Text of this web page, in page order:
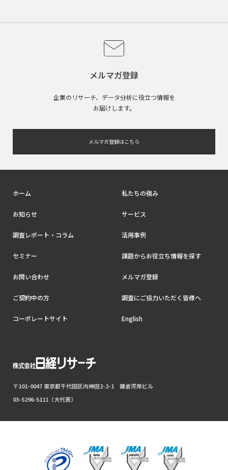
メルマガ登録
企業のリサーチ、データ分析に役立つ情報を
お届けします。
メルマガ登録はこちら
ホーム 私たちの強み
お知らせ サービス
調査レポート・コラム 活用事例
セミナー 課題からお役立ち情報を探す
お問い合わせ メルマガ登録
ご契約中の方 調査にご協力いただく皆様へ
コーポレートサイト English
〒101-0047 東京都千代田区内神田2-2-1 鎌倉河岸ビル
03-5296-5111（大代表）